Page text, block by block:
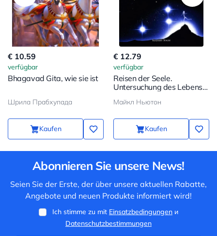
€ 10.59
verfügbar
Bhagavad Gita, wie sie ist
Шрила Прабхупада
Kaufen
€ 12.79
verfügbar
Reisen der Seele.
Untersuchung des Lebens
Майкл Ньютон
Kaufen
Abonnieren Sie unsere News!
Seien Sie der Erste, der über unsere aktuellen Rabatte,
Angebote und neuen Produkte informiert wird!
Ich stimme zu mit Einsatzbedingungen и
Datenschutzbestimmungen